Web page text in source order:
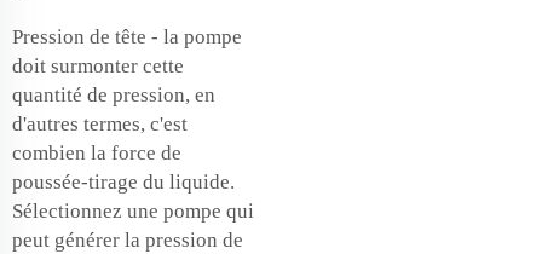
Pression de tête - la pompe
doit surmonter cette
quantité de pression, en
d'autres termes, c'est
combien la force de
poussée-tirage du liquide.
Sélectionnez une pompe qui
peut générer la pression de